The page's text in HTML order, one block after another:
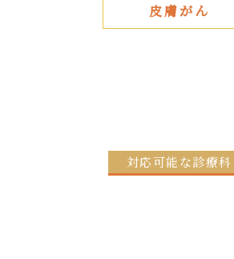
皮膚がん
対応可能な診療科